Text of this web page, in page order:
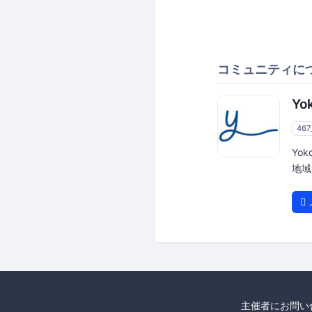
コミュニティに
467
地
主催者にお問い